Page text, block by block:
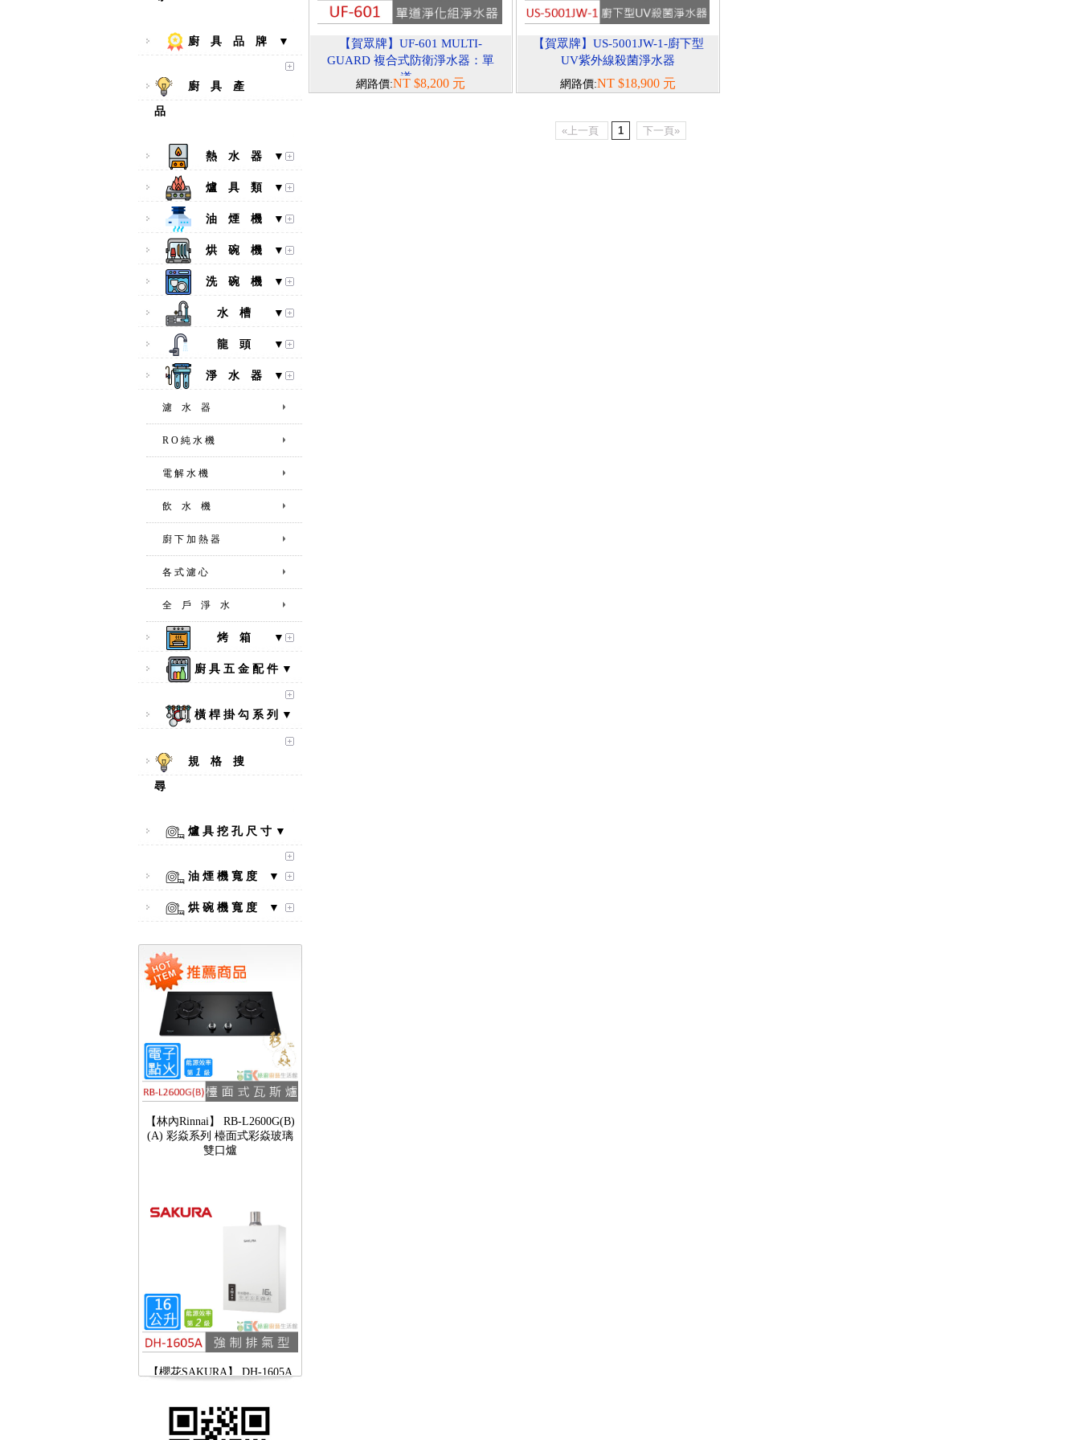
廚 具 品 牌 ▼
廚 具 產
品
熱 水 器 ▼
爐 具 類 ▼
油 煙 機 ▼
烘 碗 機 ▼
洗 碗 機 ▼
水 槽 ▼
龍 頭 ▼
淨 水 器 ▼
濾 水 器
R O 純 水 機
電 解 水 機
飲 水 機
廚 下 加 熱 器
各 式 濾 心
全 戶 淨 水
烤 箱 ▼
廚 具 五 金 配 件 ▼
橫 桿 掛 勾 系 列 ▼
規 格 搜
尋
爐 具 挖 孔 尺 寸 ▼
油 煙 機 寬 度 ▼
烘 碗 機 寬 度 ▼
【林內Rinnai】 RB-L2600S(A)
彩焱系列 檯面式彩焱不銹鋼雙
口爐
【林內Rinnai】 RB-L2600G(B)
(A) 彩焱系列 檯面式彩焱玻璃
雙口爐
【櫻花SAKURA】 DH-1605A
16公升/分 數位恆溫 LCD溫度設
定 分段火排
【賀眾牌】UF-601 MULTI-
GUARD 複合式防衛淨水器：單
道...
網路價:NT $8,200 元
【賀眾牌】US-5001JW-1-廚下型
UV紫外線殺菌淨水器
網路價:NT $18,900 元
«上一頁 1 下一頁»